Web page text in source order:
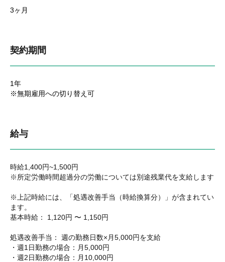
3ヶ月
契約期間
1年
※無期雇用への切り替え可
給与
時給1,400円~1,500円
※所定労働時間超過分の労働については別途残業代を支給します
※上記時給には、「処遇改善手当（時給換算分）」が含まれてい
ます。
基本時給： 1,120円 〜 1,150円
処遇改善手当： 週の勤務日数×月5,000円を支給
・週1日勤務の場合：月5,000円
・週2日勤務の場合：月10,000円